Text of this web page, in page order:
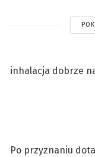
inhalacja dobrze
Po przyznaniu